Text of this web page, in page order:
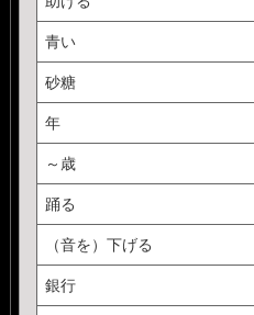
青い
砂糖
年
～歳
踊る
（音を）下げる
銀行